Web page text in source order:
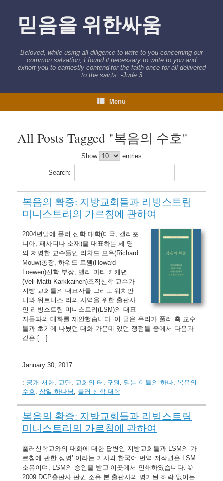
믿음을 위한싸움
Beloved, while using all diligence to write to you concerning our
common salvation, I found it necessary to write to you and
exhort you to earnestly contend for the faith once for all delivered
to the saints. -Jude 3
Menu
All Posts Tagged "복음의 수호"
Show entries
Search:
복음의 확증: 지방교회들과 리빙스트림
미니스트리의 가르침에 관하여
2004년말에 풀러 신학 대학(미국, 캘리포
니아, 패사디나 소재)을 대표하는 세 명
의 저명한 교수들인 리챠드 모우(Richard
Mouw)총장, 하워드 로웬(Howard
Loewen)신학 부장, 벨리 마티 커케년
(Veli-Matti Karkkainen)조직신학 교수가
지방 교회들의 대표자들 그리고 워치만
니와 위트니스 리의 사역을 위한 출판사
인 리빙스트림 미니스트리(LSM)의 대표
자들과의 대화를 제안했습니다. 이 글은 우리가 풀러 측 교수
들과 초기에 나눴던 대화 가운데 있던 쟁점들 중에서 다음과
같은 […]
January 30, 2017
: 공개 서한, 교단, 교회의 터 , 구원 , 믿는 이들의 하나, 복음의
수호, 삼일 하나님 , 풀러 신학 대학
복음의 확증: 지방교회들과 리빙스트림
미니스트리의 가르침에 관하여
풀러신학교와의 대화에 대한 답변인 지방교회들과 LSM의 가
르침에 관한 성명’ 이라는 기사의 한국어 번역 저작권은 LSM
소유이며, LSM의 승인을 받고 이곳에서 인쇄하였습니다. ©
2009 DCP출판사 판권 소유 본 출판사의 명기된 허락 없이는